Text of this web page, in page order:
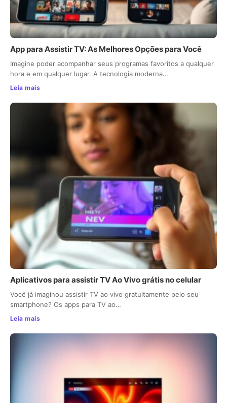
App para Assistir TV: As Melhores Opções para Você
Imagine poder acompanhar seus programas favoritos a qualquer
hora e em qualquer lugar. A tecnologia moderna…
Leia mais
Aplicativos para assistir TV Ao Vivo grátis no celular
Você já imaginou assistir TV ao vivo gratuitamente pelo seu
smartphone? Os apps para TV ao…
Leia mais